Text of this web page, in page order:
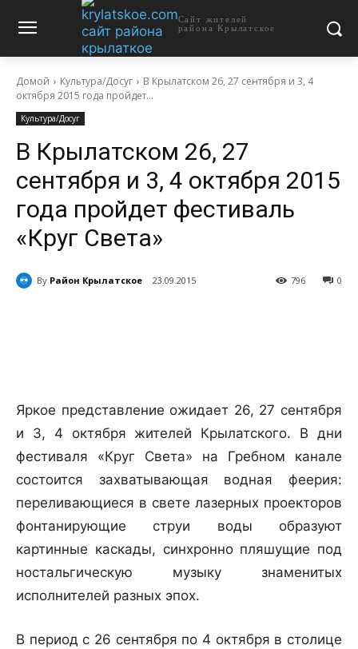
Сайт жителей
района Крылатское
Домой Культура/Досуг
В Крылатском 26, 27 сентября и 3, 4
октября 2015 года пройдет...
Культура/Досуг
В Крылатском 26, 27
сентября и 3, 4 октября 2015
года пройдет фестиваль
«Круг Света»
By Район Крылатское 23.09.2015 0
796
Яркое представление ожидает 26, 27 сентября
и 3, 4 октября жителей Крылатского. В дни
фестиваля «Круг Света» на Гребном канале
состоится захватывающая водная феерия:
переливающиеся в свете лазерных проекторов
фонтанирующие струи воды образуют
картинные каскады, синхронно пляшущие под
ностальгическую музыку знаменитых
исполнителей разных эпох.
В период с 26 сентября по 4 октября в столице